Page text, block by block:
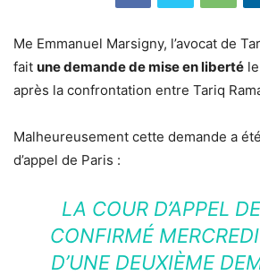
Me Emmanuel Marsigny, l’avocat de
fait une demande de mise en liberté
après la confrontation entre Tariq
Malheureusement cette demande a
d’appel de Paris :
LA COUR D’APPEL
CONFIRMÉ
D’UNE DEUXIÈME